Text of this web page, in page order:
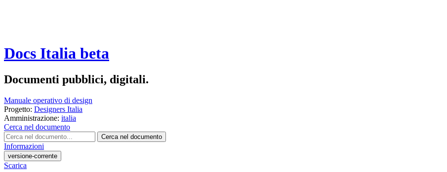
Docs Italia beta
Documenti pubblici, digitali.
Manuale operativo di design
Progetto: Designers Italia
Amministrazione: italia
Cerca nel documento
Cerca nel documento
Informazioni
versione-corrente
Scarica